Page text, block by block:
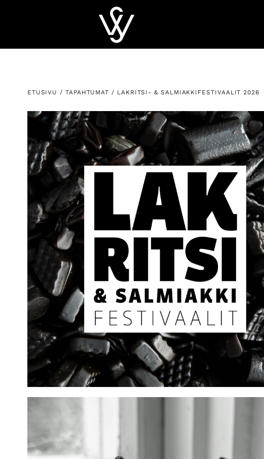
ETUSIVU / TAPAHTUMAT / LAKRITSI- & SALMIAKKIFESTIVAALIT 2026